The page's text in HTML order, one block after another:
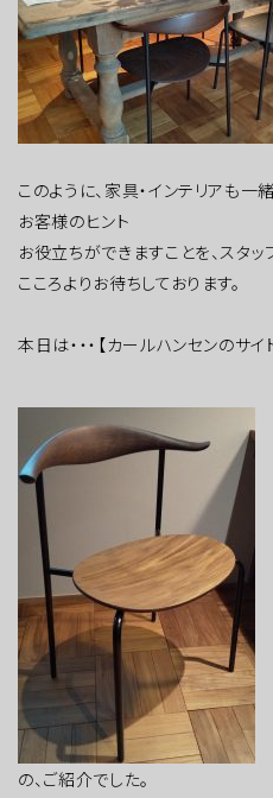
このように、家具・インテリアも一緒
お客様のヒント
お役立ちができますことを、スタッ
こころよりお待ちしております。
本日は・・・【カールハンセンのサイ
の、ご紹介でした。